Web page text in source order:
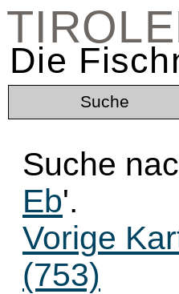
Die
Suche
Suche
Eb'.
Vorige
(753)